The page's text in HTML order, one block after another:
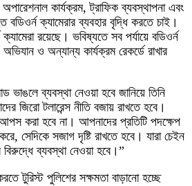
অপারেশনাল কার্যক্রম, ট্রাফিক ব্যবস্থাপনা এবং
বডিওর্ন ক্যামেরার ব্যবহার বৃদ্ধি করতে চাই।
রয়েছে। ভবিষ্যতে সব পর্যায়ে বডিওর্ন
ও অন্যান্য কার্যক্রম রেকর্ডে রাখার
ভাঙলে ব্যবস্থা নেওয়া হবে জানিয়ে তিনি
জিরো টলারেন্স নীতি বজায় রাখতে হবে।
আপস করা হবে না। আপনাদের প্রতিটি পদক্ষেপ
সেদিকে সজাগ দৃষ্টি রাখতে হবে। যারা চেইন
ব্যবস্থা নেওয়া হবে।”
টুরিস্ট পুলিশের সক্ষমতা বাড়ানো হচ্ছে